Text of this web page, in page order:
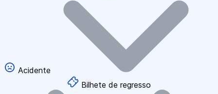
Acidente
Bilhete de regresso